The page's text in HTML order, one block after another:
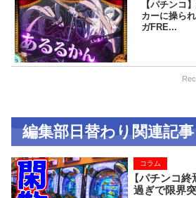
【パチンコ
カーに操ら
ガFRE...
編集部日替わり関連記事
【パチンコ
過ぎで限界突
コラム